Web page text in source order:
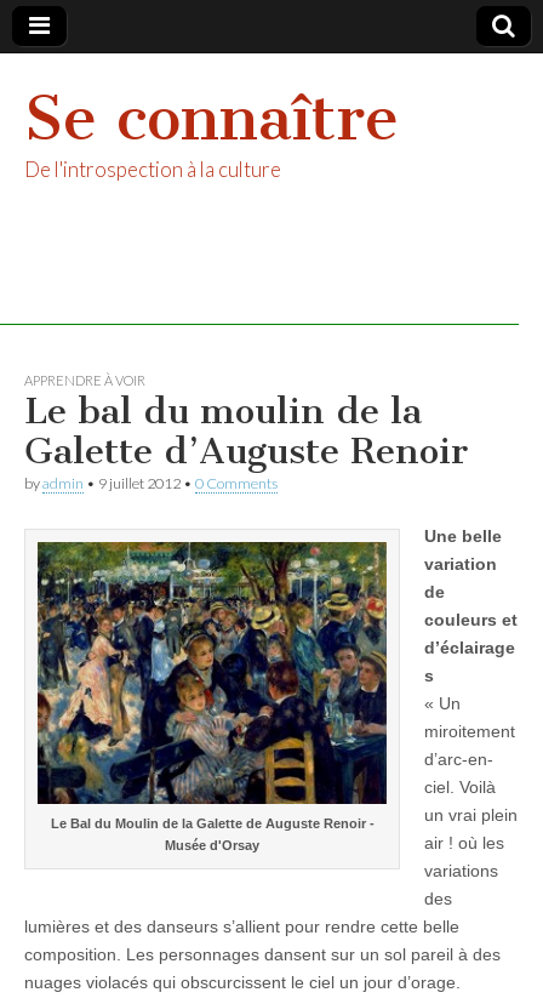
Se connaître
De l'introspection à la culture
APPRENDRE À VOIR
Le bal du moulin de la
Galette d’Auguste Renoir
byadmin • 9 juillet 2012 • 0 Comments
Le Bal du Moulin de la Galette de Auguste Renoir -
Musée d'Orsay
Une belle
variation
de
couleurs et
d’éclairage
s
« Un
miroitement
d’arc-en-
ciel. Voilà
un vrai plein
air ! où les
variations
des
lumières et des danseurs s’allient pour rendre cette belle
composition. Les personnages dansent sur un sol pareil à des
nuages violacés qui obscurcissent le ciel un jour d’orage.